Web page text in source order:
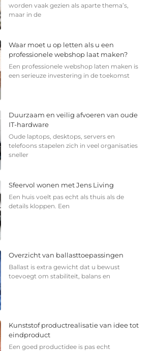
worden vaak gezien als aparte thema’s,
maar in de
Waar moet u op letten als u een
professionele webshop laat maken?
Een professionele webshop laten maken is
een serieuze investering in de toekomst
Duurzaam en veilig afvoeren van oude
IT-hardware
Oude laptops, desktops, servers en
telefoons stapelen zich in veel organisaties
sneller
Sfeervol wonen met Jens Living
Een huis voelt pas echt als thuis als de
details kloppen. Een
Overzicht van ballasttoepassingen
Ballast is extra gewicht dat u bewust
toevoegt om stabiliteit, balans en
Kunststof productrealisatie van idee tot
eindproduct
Een goed productidee is pas echt